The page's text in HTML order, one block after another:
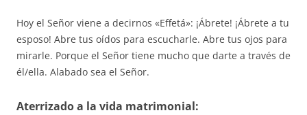
Hoy el Señor viene a decirnos «Effetá»: ¡Ábrete! ¡Ábrete a tu
esposo! Abre tus oídos para escucharle. Abre tus ojos para
mirarle. Porque el Señor tiene mucho que darte a través de
él/ella. Alabado sea el Señor.
Aterrizado a la vida matrimonial: